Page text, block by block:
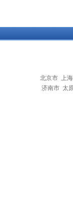
北京市 上
济南市 太